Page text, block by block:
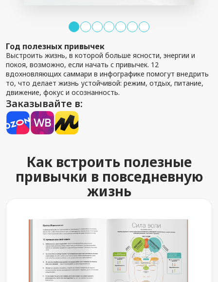
Год полезных привычек
Выстроить жизнь, в которой больше ясности, энергии и
покоя, возможно, если начать с привычек. 12
вдохновляющих саммари в инфографике помогут внедрить
то, что делает жизнь устойчивой: режим, отдых, питание,
движение, фокус и осознанность.
Заказывайте в:
Как встроить полезные
привычки в повседневную
жизнь